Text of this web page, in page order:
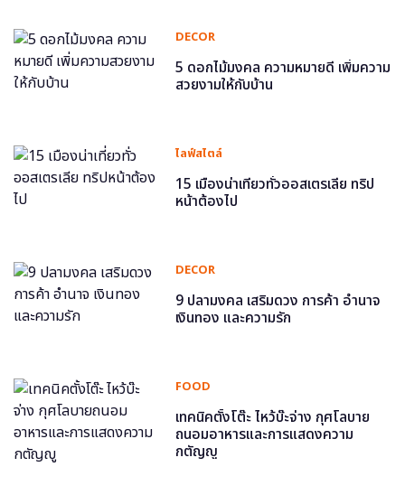
DECOR
5 ดอกไม้มงคล ความหมายดี เพิ่มความ
สวยงามให้กับบ้าน
ไลฟ์สไตล์
15 เมืองน่าเที่ยวทั่วออสเตรเลีย ทริป
หน้าต้องไป
DECOR
9 ปลามงคล เสริมดวง การค้า อำนาจ
เงินทอง และความรัก
FOOD
เทคนิคตั้งโต๊ะ ไหว้บ๊ะจ่าง กุศโลบาย
ถนอมอาหารและการแสดงความ
กตัญญู